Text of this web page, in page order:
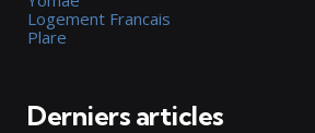
Logement Francais
Plare
Derniers articles